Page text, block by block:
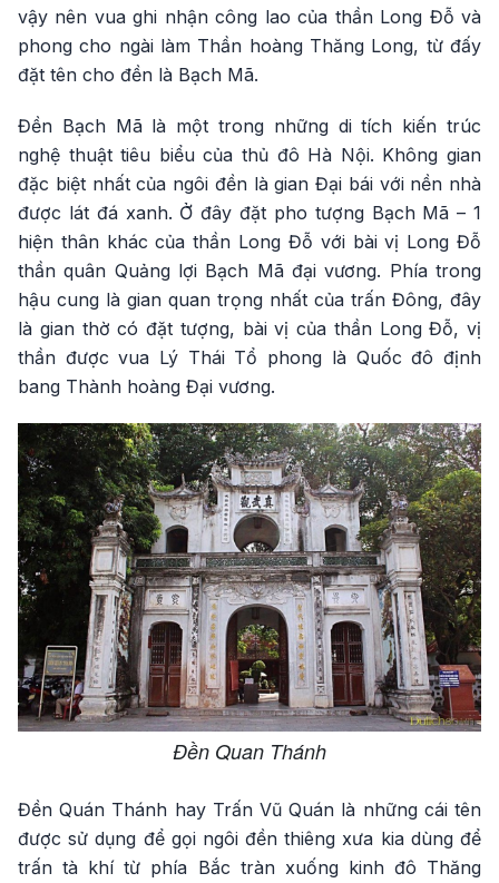
vậy nên vua ghi nhận công lao của thần Long Đỗ và
phong cho ngài làm Thần hoàng Thăng Long, từ đấy
đặt tên cho đền là Bạch Mã.
Đền Bạch Mã là một trong những di tích kiến trúc
nghệ thuật tiêu biểu của thủ đô Hà Nội. Không gian
đặc biệt nhất của ngôi đền là gian Đại bái với nền nhà
được lát đá xanh. Ở đây đặt pho tượng Bạch Mã – 1
hiện thân khác của thần Long Đỗ với bài vị Long Đỗ
thần quân Quảng lợi Bạch Mã đại vương. Phía trong
hậu cung là gian quan trọng nhất của trấn Đông, đây
là gian thờ có đặt tượng, bài vị của thần Long Đỗ, vị
thần được vua Lý Thái Tổ phong là Quốc đô định
bang Thành hoàng Đại vương.
Đền Quan Thánh
Đền Quán Thánh hay Trấn Vũ Quán là những cái tên
được sử dụng để gọi ngôi đền thiêng xưa kia dùng để
trấn tà khí từ phía Bắc tràn xuống kinh đô Thăng